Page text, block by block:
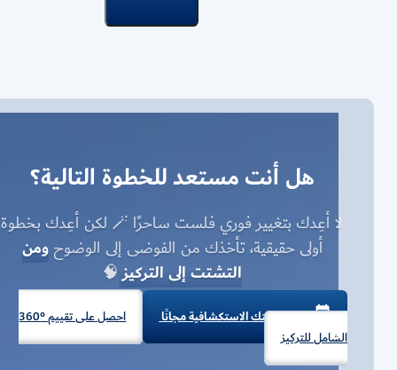
هل أنت مستعد للخطوة التالية؟
لا أعِدك بتغيير فوري فلست ساحرًا 🪄 لكن أعِدك بخطوة
أولى حقيقية، تأخذك من الفوضى إلى الوضوحومن
التشتت إلى التركيز🧠
احجز جلستك الاستكشافية مجانًا
احصل على تقييم °360
الشامل للتركيز